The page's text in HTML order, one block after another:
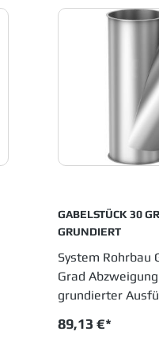
Entstaubungs-
Einfache
Entwicklungen
in allen
Laufrohre
GABELSTÜCK 30
GRUNDIERT
System Rohrbau
Grad
grundierter
Einbauhöhe 410
89,13 €*